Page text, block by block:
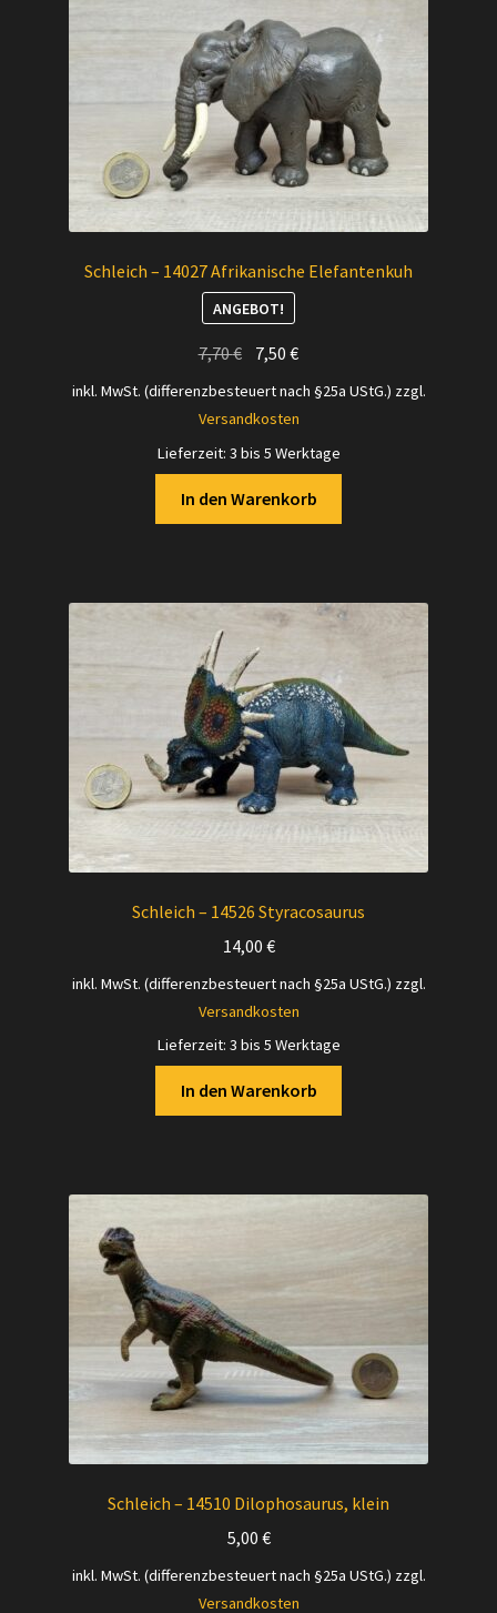
Schleich – 14027 Afrikanische Elefantenkuh
ANGEBOT!
7,70€ Ursprünglicher
war:
7,50€Aktueller
Preis
inkl. MwSt. (differenzbesteuert nach §25a UStG.) zzgl.
Versandkosten
Lieferzeit: 3 bis 5 Werktage
In den Warenkorb
Schleich – 14526 Styracosaurus
14,00 €
inkl. MwSt. (differenzbesteuert nach §25a UStG.) zzgl.
Versandkosten
Lieferzeit: 3 bis 5 Werktage
In den Warenkorb
Schleich – 14510 Dilophosaurus, klein
5,00 €
inkl. MwSt. (differenzbesteuert nach §25a UStG.) zzgl.
Versandkosten